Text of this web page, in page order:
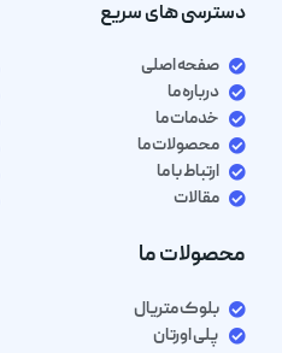
دسترسی های سریع
صفحه اصلی
درباره ما
خدمات ما
محصولات ما
ارتباط با ما
مقالات
محصولات ما
بلوک متریال
پلی اورتان